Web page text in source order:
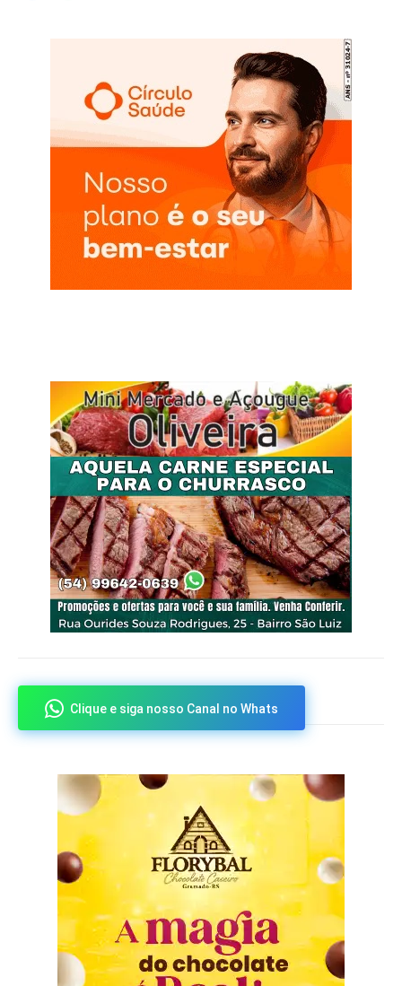
Clique e siga nosso Canal no Whats